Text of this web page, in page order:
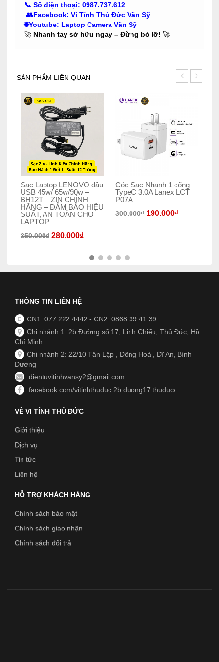
📞 Số điện thoại: 0987.737.612
👥Facebook: Vi Tính Thủ Đức Văn Sỹ
🌐Youtube: Laptop Camera Văn Sỹ
🚀 Nhanh tay sở hữu ngay – Đừng bỏ lỡ! 🚀
SẢN PHẨM LIÊN QUAN
Sạc Laptop LENOVO đầu
USB 45w/ 65w/90w –
BH12T – ZIN CHÍNH
HÃNG – ĐẢM BẢO HIỆU
SUẤT, AN TOÀN CHO
LAPTOP
350.000₫ 280.000₫
Cóc Sạc Nhanh 1 cổng
TypeC 3.0A Lanex LCT
P07A
300.000₫ 190.000₫
THÔNG TIN LIÊN HỆ
CN1: 077.222.4442 - CN2: 0868.39.41.39
Chi nhánh 1: 2b Đường số 17, Linh Chiểu, Thủ Đức, Hồ
Chí Minh
Chi nhánh 2: 22/10 Tân Lập , Đông Hoà , Dĩ An, Bình
Dương
dientuvitinhvansy2@gmail.com
facebook.com/vitinhthuduc.2b.duong17.thuduc/
VỀ VI TÍNH THỦ ĐỨC
Giới thiệu
Dịch vụ
Tin tức
Liên hệ
HỖ TRỢ KHÁCH HÀNG
Chính sách bảo mật
Chính sách giao nhận
Chính sách đổi trả